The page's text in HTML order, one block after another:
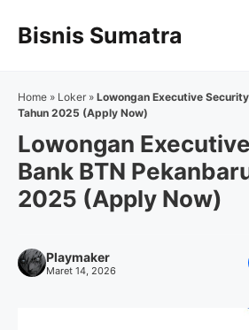
Bisnis Sumatra
Home » Loker » Lowongan Executive
Tahun 2025 (Apply Now)
Lowongan
Bank BTN
2025 (Apply Now)
Playmaker
Maret 14, 2026